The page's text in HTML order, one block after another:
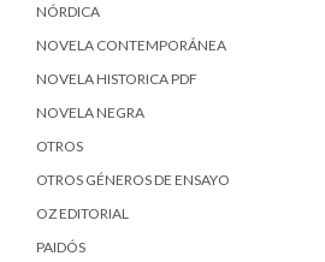
NÓRDICA
NOVELA CONTEMPORÁNEA
NOVELA HISTORICA PDF
NOVELA NEGRA
OTROS
OTROS GÉNEROS DE ENSAYO
OZ EDITORIAL
PAIDÓS